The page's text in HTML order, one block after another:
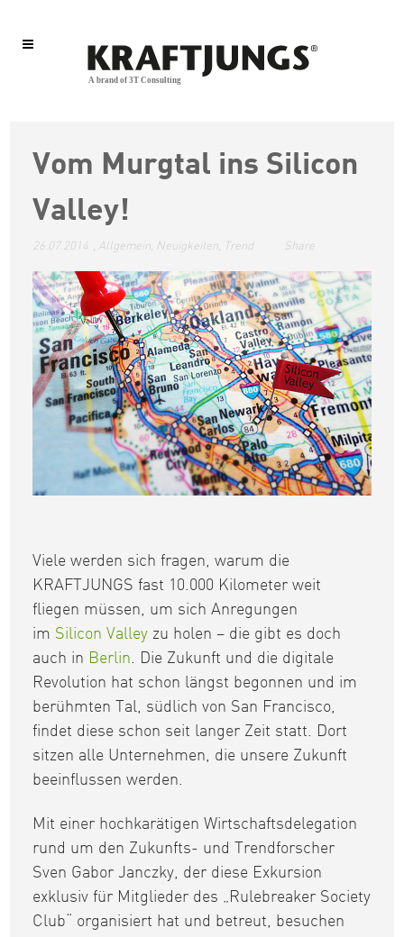
Vom Murgtal ins Silicon
Valley!
26.07.2014 , Allgemein, Neuigkeiten, Trend Share
Viele werden sich fragen, warum die
KRAFTJUNGS fast 10.000 Kilometer weit
fliegen müssen, um sich Anregungen
im Silicon Valley zu holen – die gibt es doch
auch in Berlin. Die Zukunft und die digitale
Revolution hat schon längst begonnen und im
berühmten Tal, südlich von San Francisco,
findet diese schon seit langer Zeit statt. Dort
sitzen alle Unternehmen, die unsere Zukunft
beeinflussen werden.
Mit einer hochkarätigen Wirtschaftsdelegation
rund um den Zukunfts- und Trendforscher
Sven Gabor Janczky, der diese Exkursion
exklusiv für Mitglieder des „Rulebreaker Society
Club“ organisiert hat und betreut, besuchen